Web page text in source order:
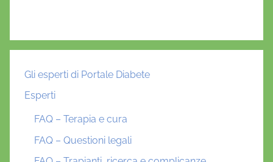
Gli esperti di Portale Diabete
Esperti
FAQ – Terapia e cura
FAQ – Questioni legali